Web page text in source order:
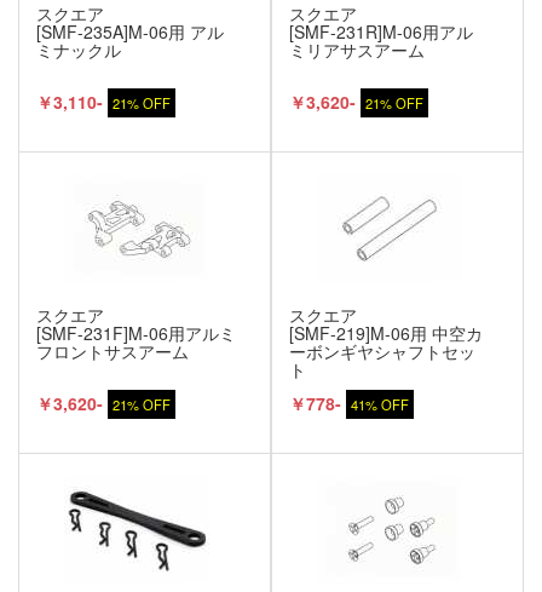
スクエア
[SMF-235A]M-06用 アル
ミナックル
￥3,110- 21% OFF
スクエア
[SMF-231R]M-06用アル
ミリアサスアーム
￥3,620- 21% OFF
スクエア
[SMF-231F]M-06用アルミ
フロントサスアーム
￥3,620- 21% OFF
スクエア
[SMF-219]M-06用 中空カ
ーボンギヤシャフトセッ
ト
￥778- 41% OFF